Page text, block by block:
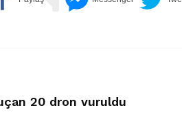
20 dron vuruldu